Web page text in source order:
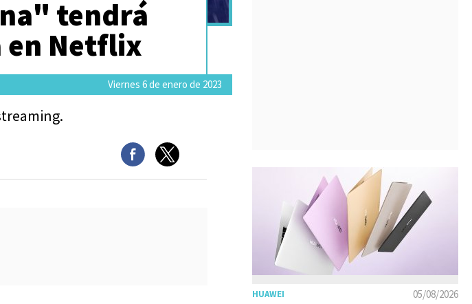
tendrá
en Netflix
Viernes 6 de enero de 2023
05/08/2026
HUAWEI